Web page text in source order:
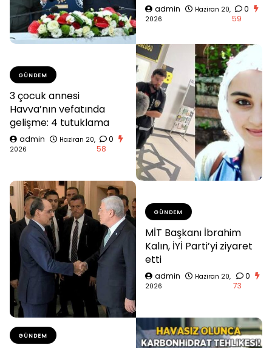
admin
Haziran 20,
2026
0
59
GÜNDEM
3 çocuk annesi
Havva’nın vefatında
gelişme: 4 tutuklama
admin
Haziran 20,
2026
0
58
GÜNDEM
MİT Başkanı İbrahim
Kalın, İYİ Parti’yi ziyaret
etti
admin
Haziran 20,
2026
0
73
GÜNDEM